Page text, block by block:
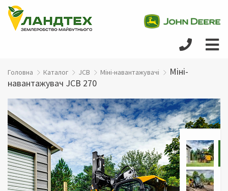
Головна Каталог JCB Міні-навантажувачі
Міні-
навантажувач JCB 270